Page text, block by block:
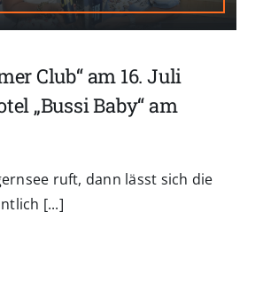
Club“ am 16. Juli
„Bussi Baby“ am
ruft, dann lässt sich die
[...]